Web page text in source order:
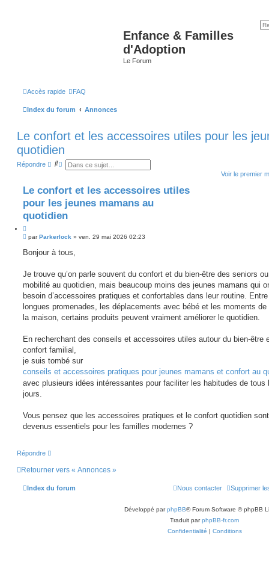
Enfance & Familles
d'Adoption
Le Forum
Accès rapide FAQ
Index du forum Annonces
Le confort et les accessoires utiles pour les
quotidien
Répondre
R
e
c
h
e
R
e
h
e
v
c
Voir le premier
Le confort et les accessoires utiles
pour les jeunes mamans au
quotidien
e
M
s
g
n
o
l
u
parParkerlock » ven. 29 mai 2026 02:23
Bonjour à tous,
Je trouve qu’on parle souvent du confort et du bien-être des seniors
mobilité au quotidien, mais beaucoup moins des jeunes mamans qui
besoin d’accessoires pratiques et confortables dans leur routine.
longues promenades, les déplacements avec bébé et les moments de
la maison, certains produits peuvent vraiment améliorer le quotidien.
En recherchant des conseils et accessoires utiles autour du bien-être
confort familial,
je suis tombé sur
conseils et accessoires pratiques pour jeunes mamans et confort au
avec plusieurs idées intéressantes pour faciliter les habitudes de tous
jours.
Vous pensez que les accessoires pratiques et le confort quotidien sont
devenus essentiels pour les familles modernes ?
Répondre
Retourner vers « Annonces »
Index du forum Supprimer
Nous contacter
Développé parphpBB® Forum Software © phpBB
Traduit parphpBB-fr.com
Confidentialité | Conditions